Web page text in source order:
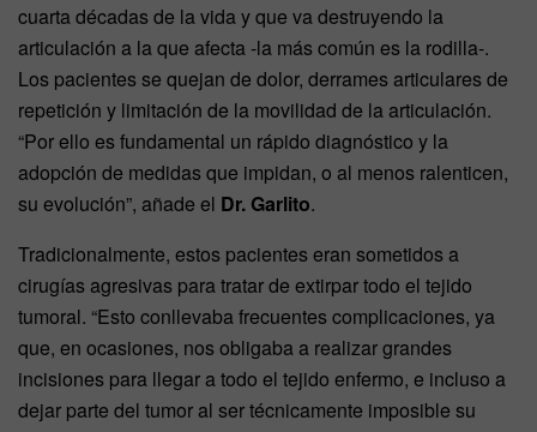
cuarta décadas de la vida y que va destruyendo la
articulación a la que afecta -la más común es la rodilla-.
Los pacientes se quejan de dolor, derrames articulares de
repetición y limitación de la movilidad de la articulación.
“Por ello es fundamental un rápido diagnóstico y la
adopción de medidas que impidan, o al menos ralenticen,
su evolución”, añade el Dr. Garlito.
Tradicionalmente, estos pacientes eran sometidos a
cirugías agresivas para tratar de extirpar todo el tejido
tumoral. “Esto conllevaba frecuentes complicaciones, ya
que, en ocasiones, nos obligaba a realizar grandes
incisiones para llegar a todo el tejido enfermo, e incluso a
dejar parte del tumor al ser técnicamente imposible su